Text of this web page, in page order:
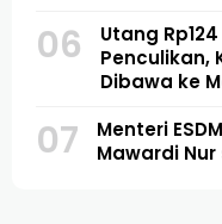
06
Utang
Penculikan,
Dibawa ke
07
Menteri
Mawardi